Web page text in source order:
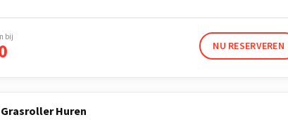
bij
NU RESERVEREN
Huren